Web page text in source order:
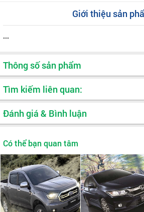
Giới thiệu sản
...
Thông số sản phẩm
Tên sản phẩm:
Hãng:
Kiểu động cơ:
Dung tích xi lanh (cc):
Công suất cực đại (Hp/vòng/phút):
Tìm kiếm liên quan:
Khuyến mãi hot
Đánh giá & Bình luận
Có thể bạn quan tâm